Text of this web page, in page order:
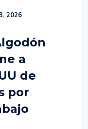
2026
a
de
por